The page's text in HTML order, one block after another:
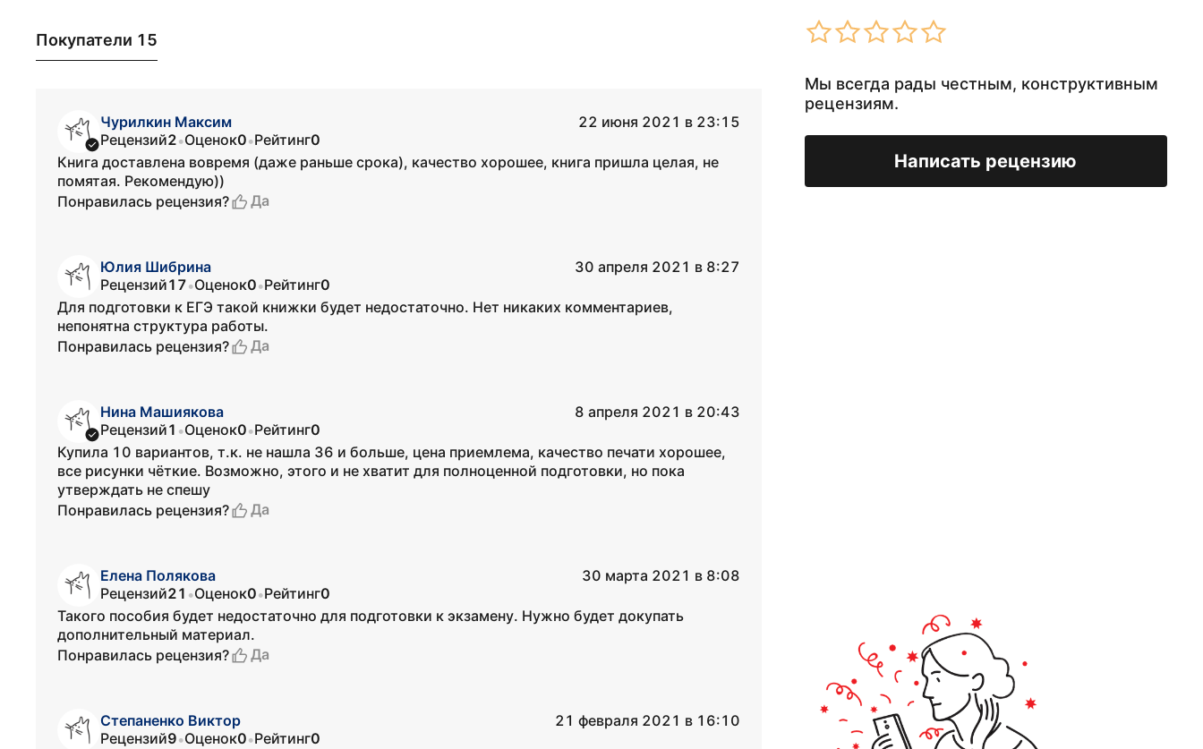
Мы всегда рады честным, конструктивным
рецензиям.
Написать рецензию
Покупатели 15
Чурилкин Максим
22 июня 2021 в 23:15
Рецензий2•Оценок0•Рейтинг0
Книга доставлена вовремя (даже раньше срока), качество хорошее, книга пришла целая, не
помятая. Рекомендую))
Понравилась рецензия?
Да
Юлия Шибрина
30 апреля 2021 в 8:27
Рецензий17•Оценок0•Рейтинг0
Для подготовки к ЕГЭ такой книжки будет недостаточно. Нет никаких комментариев,
непонятна структура работы.
Понравилась рецензия?
Да
Нина Машиякова
8 апреля 2021 в 20:43
Рецензий1 •Оценок0•Рейтинг0
Купила 10 вариантов, т.к. не нашла 36 и больше, цена приемлема, качество печати хорошее,
все рисунки чёткие. Возможно, этого и не хватит для полноценной подготовки, но пока
утверждать не спешу
Понравилась рецензия?
Да
Елена Полякова
30 марта 2021 в 8:08
Рецензий21 •Оценок0•Рейтинг0
Такого пособия будет недостаточно для подготовки к экзамену. Нужно будет докупать
дополнительный материал.
Понравилась рецензия?
Да
Степаненко Виктор
21 февраля 2021 в 16:10
Рецензий9•Оценок0•Рейтинг0